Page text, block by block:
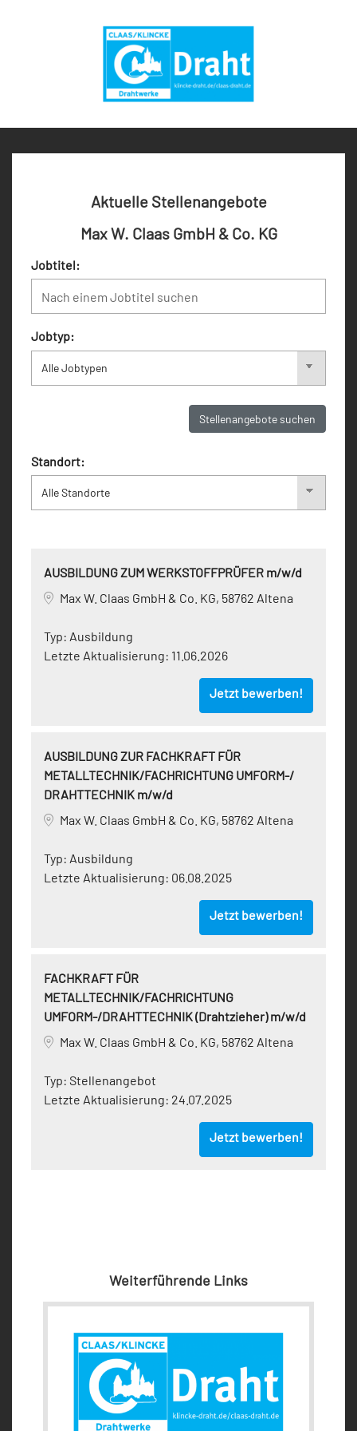
Aktuelle Stellenangebote
Max W. Claas GmbH & Co. KG
Jobtitel:
Jobtyp:
Stellenangebote suchen
Standort:
AUSBILDUNG ZUM WERKSTOFFPRÜFER m/w/d
Max W. Claas GmbH & Co. KG, 58762 Altena
Typ: Ausbildung
Letzte Aktualisierung: 11.06.2026
Jetzt bewerben!
AUSBILDUNG ZUR FACHKRAFT FÜR
METALLTECHNIK/FACHRICHTUNG UMFORM-/
DRAHTTECHNIK m/w/d
Max W. Claas GmbH & Co. KG, 58762 Altena
Typ: Ausbildung
Letzte Aktualisierung: 06.08.2025
Jetzt bewerben!
FACHKRAFT FÜR
METALLTECHNIK/FACHRICHTUNG
UMFORM-/DRAHTTECHNIK (Drahtzieher) m/w/d
Max W. Claas GmbH & Co. KG, 58762 Altena
Typ: Stellenangebot
Letzte Aktualisierung: 24.07.2025
Jetzt bewerben!
Weiterführende Links